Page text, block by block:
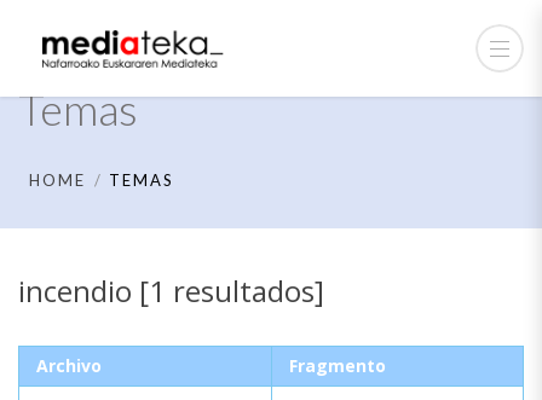
Temas
HOME TEMAS
incendio [1 resultados]
Archivo Fragmento